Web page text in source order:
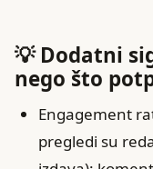
💡 Dodatni
nego što
Engagement
pregledi su